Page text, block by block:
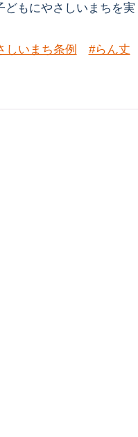
もにやさしいまちを実
しいまち条例
#らん丈